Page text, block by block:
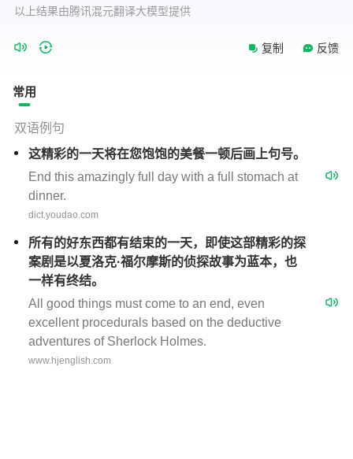
以上结果由腾讯混元翻译大模型提供
复制 反馈
常用
双语例句
这精彩的一天将在您饱饱的美餐一顿后画上句号。
End this amazingly full day with a full stomach at
dinner.
dict.youdao.com
所有的好东西都有结束的一天，即使这部精彩的探
案剧是以夏洛克·福尔摩斯的侦探故事为蓝本，也
一样有终结。
All good things must come to an end, even
excellent procedurals based on the deductive
adventures of Sherlock Holmes.
www.hjenglish.com